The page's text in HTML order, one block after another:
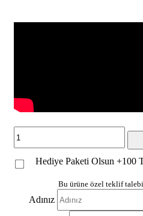
Beyaz Gümüş
Hediye Paketi Olsun +100
Bu ürüne özel teklif
Adınız